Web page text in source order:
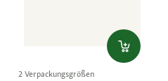
2 Verpackungsgrößen